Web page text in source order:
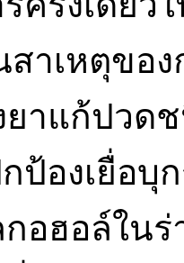
สาเหตุขอ
ยาแก้ปว
องเยื่อบุ
อฮอล์ใน